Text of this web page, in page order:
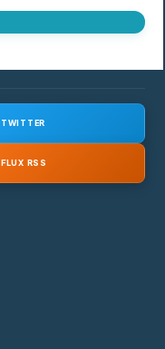
TWITTER
FLUX RSS